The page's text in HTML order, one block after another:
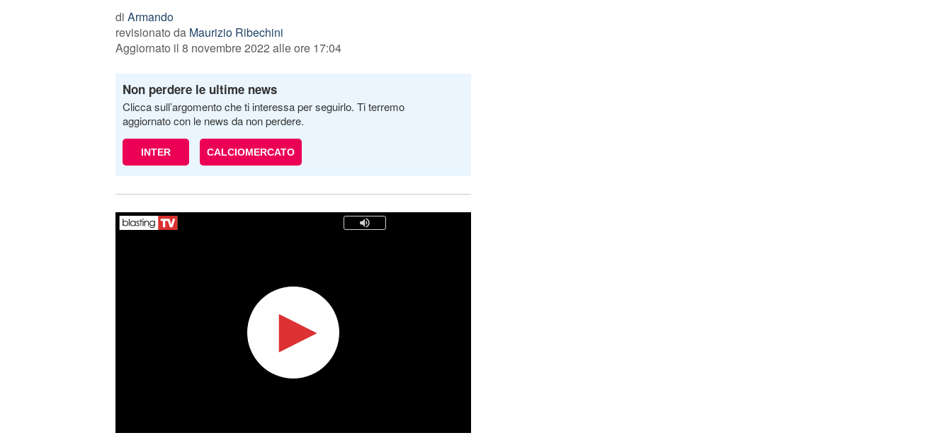
di Armando
revisionato da Maurizio Ribechini
Aggiornato il 8 novembre 2022 alle ore 17:04
Non perdere le ultime news
Clicca sull’argomento che ti interessa per seguirlo. Ti terremo
aggiornato con le news da non perdere.
INTER CALCIOMERCATO